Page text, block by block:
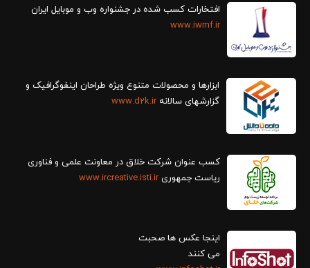
افتخارات کسب شده در جشنواره وب و موبایل ایران
www.iwmf.ir
ابزارها و محصولات متنوع ویژه طراحان اینفوگرافیک و
گزارش‎های سالانه
www.d2k.ir
کسب عنوان شرکت خلاق در معاونت علمی و فناوری
ریاست جمهوریwww.ircreative.isti.ir
اینجا عکس ها صحبت
می کنند